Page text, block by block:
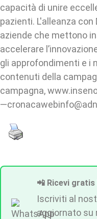
capacità di unire
pazienti. L'alleanza
aziende che mettono
accelerare
gli approfondimenti e i
contenuti della
campagna,
📲 Ricevi
Iscriviti al
aggiornato su